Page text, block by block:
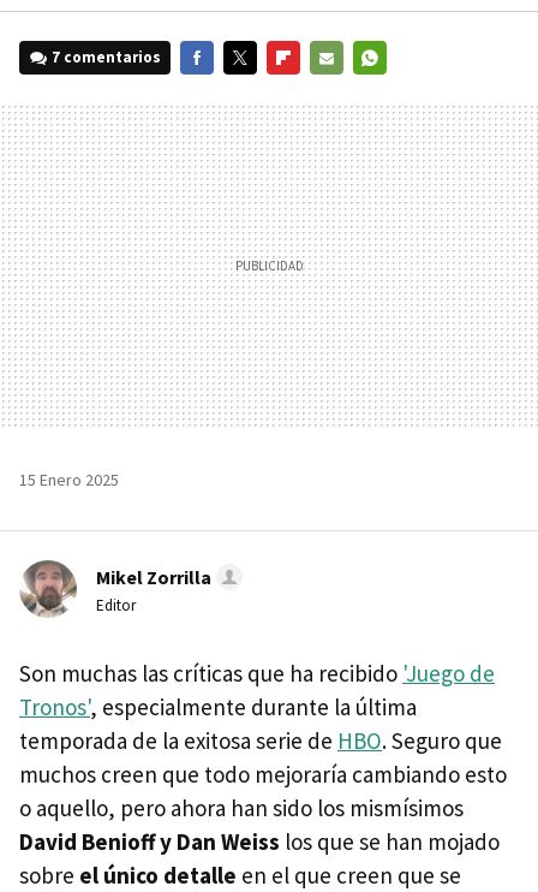
7 comentarios
MAIL
15 Enero 2025
Mikel Zorrilla
Editor
Son muchas las críticas que ha recibido 'Juego de
Tronos', especialmente durante la última
temporada de la exitosa serie de HBO. Seguro que
muchos creen que todo mejoraría cambiando esto
o aquello, pero ahora han sido los mismísimos
David Benioff y Dan Weiss los que se han mojado
sobre el único detalle en el que creen que se